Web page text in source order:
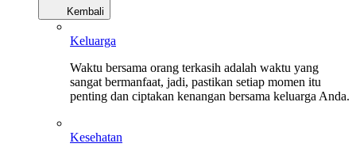
Kembali
Keluarga
Waktu bersama orang terkasih adalah waktu yang
sangat bermanfaat, jadi, pastikan setiap momen itu
penting dan ciptakan kenangan bersama keluarga Anda.
Kesehatan